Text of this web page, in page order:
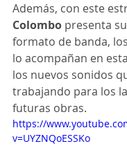
Además, con este
Colombo presenta
formato de banda,
lo acompañan en
los nuevos sonidos
trabajando para los
futuras obras.
https://
v=UYZNQoESSKo